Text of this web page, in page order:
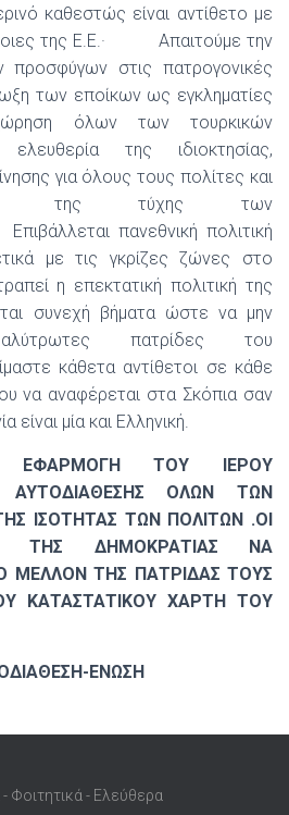
καθεστώς είναι αντίθετο με
της Ε.Ε.· Απαιτούμε την
στις πατρογονικές
των εποίκων ως εγκληματίες
όλων των τουρκικών
της ιδιοκτησίας,
για όλους τους πολίτες και
της τύχης των
πανεθνική πολιτική
με τις γκρίζες ζώνες στο
η επεκτατική πολιτική της
συνεχή βήματα ώστε να μην
πατρίδες του
κάθετα αντίθετοι σε κάθε
να αναφέρεται στα Σκόπια σαν
μία και Ελληνική.
ΕΦΑΡΜΟΓΗ ΤΟΥ ΙΕΡΟΥ
ΑΥΤΟΔΙΑΘΕΣΗΣ ΟΛΩΝ ΤΩΝ
ΙΣΟΤΗΤΑΣ ΤΩΝ ΠΟΛΙΤΩΝ .ΟΙ
ΤΗΣ ΔΗΜΟΚΡΑΤΙΑΣ ΝΑ
ΜΕΛΛΟΝ ΤΗΣ ΠΑΤΡΙΔΑΣ ΤΟΥΣ
ΚΑΤΑΣΤΑΤΙΚΟΥ ΧΑΡΤΗ ΤΟΥ
ΕΝΩΣΗ
Φοιτητικά - Ελεύθερα